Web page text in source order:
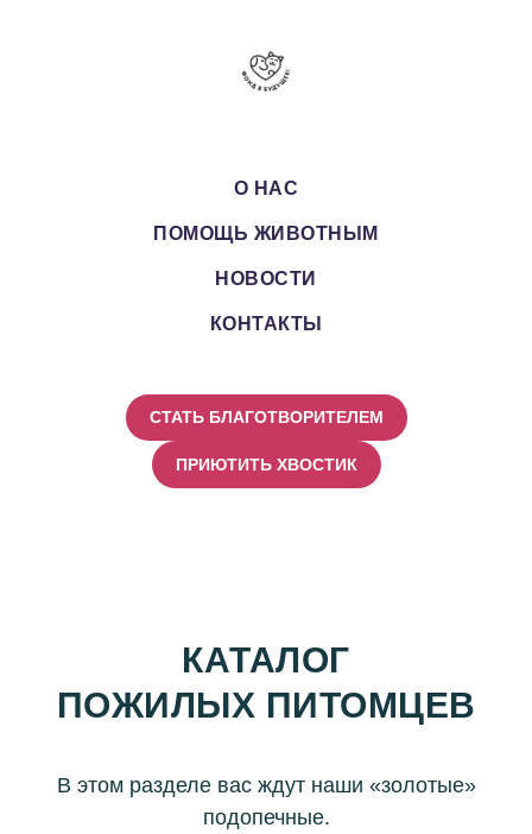
О НАС
ПОМОЩЬ ЖИВОТНЫМ
НОВОСТИ
КОНТАКТЫ
СТАТЬ БЛАГОТВОРИТЕЛЕМ
ПРИЮТИТЬ ХВОСТИК
КАТАЛОГ
ПОЖИЛЫХ ПИТОМЦЕВ
В этом разделе вас ждут наши «золотые»
подопечные.